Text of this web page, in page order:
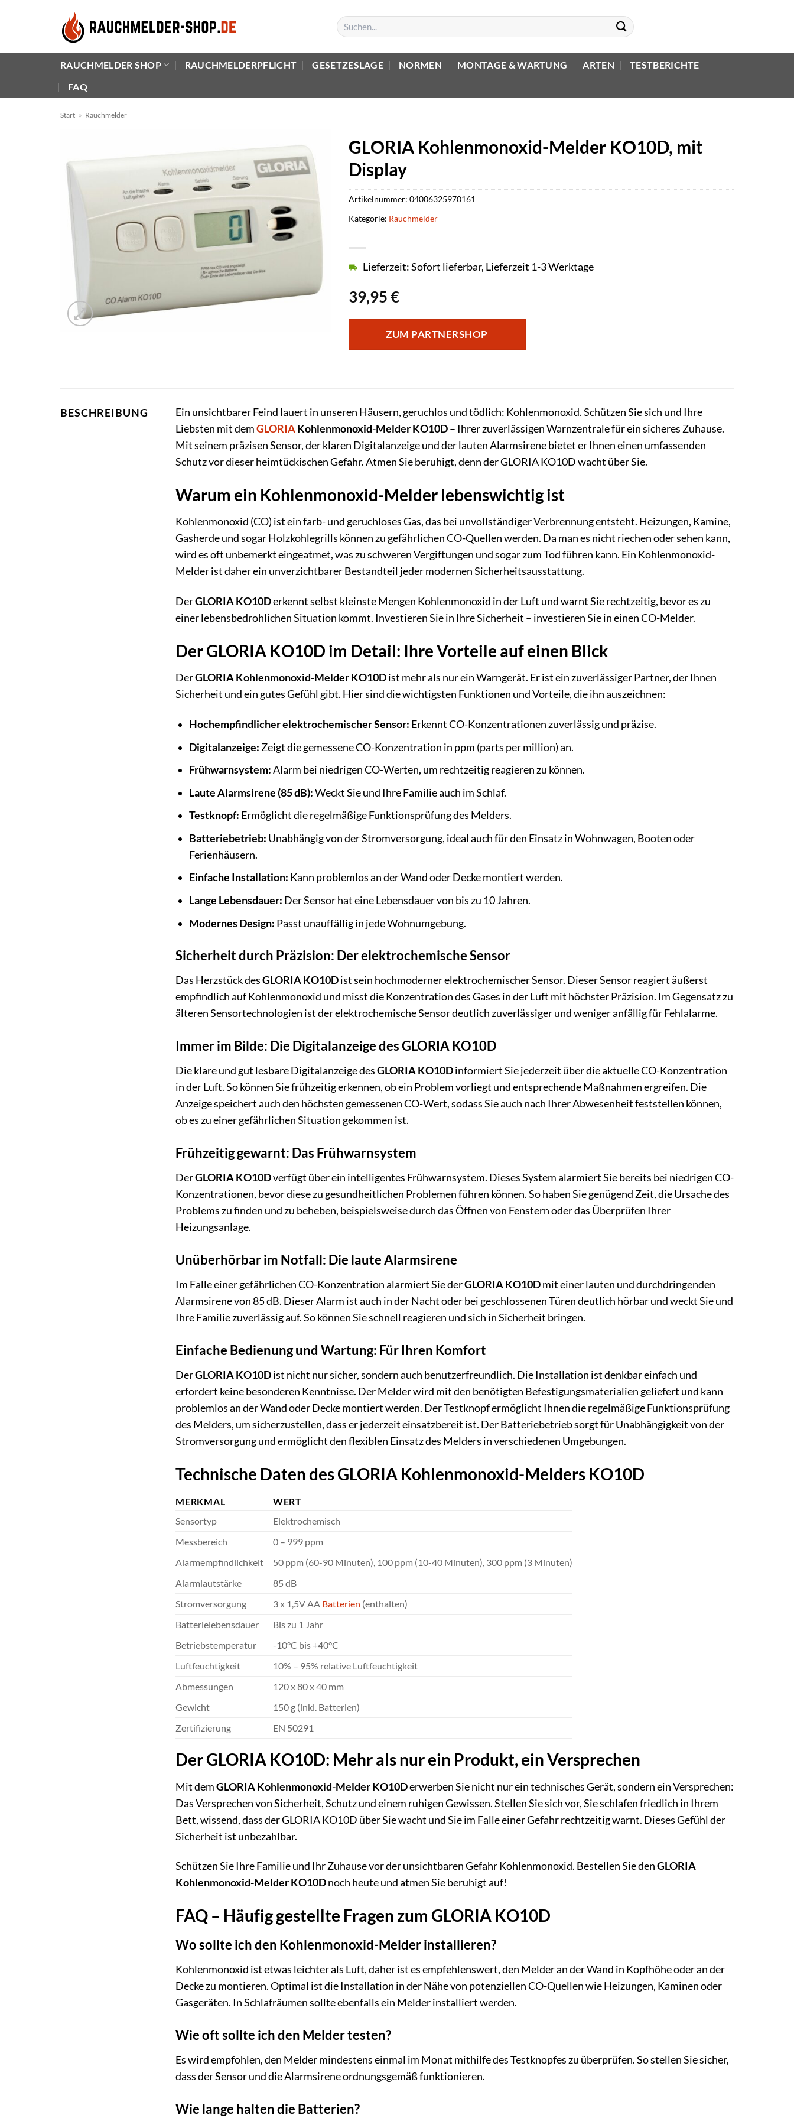
Suchen
nach:
RAUCHMELDER SHOP RAUCHMELDERPFLICHT GESETZESLAGE NORMEN MONTAGE & WARTUNG ARTEN
TESTBERICHTE
FAQ
Start » Rauchmelder
GLORIA Kohlenmonoxid-Melder KO10D, mit
Display
39,95€
Lieferzeit: Sofort lieferbar, Lieferzeit 1-3 Werktage
ZUM PARTNERSHOP
Artikelnummer: 04006325970161
Kategorie: Rauchmelder
BESCHREIBUNG
Ein unsichtbarer Feind lauert in unseren Häusern, geruchlos und tödlich: Kohlenmonoxid. Schützen Sie sich und Ihre
Liebsten mit demGLORIAKohlenmonoxid-Melder KO10D– Ihrer zuverlässigen Warnzentrale für ein sicheres Zuhause.
Mit seinem präzisen Sensor, der klaren Digitalanzeige und der lauten Alarmsirene bietet er Ihnen einen umfassenden
Schutz vor dieser heimtückischen Gefahr. Atmen Sie beruhigt, denn der GLORIA KO10D wacht über Sie.
Warum ein Kohlenmonoxid-Melder lebenswichtig ist
Kohlenmonoxid (CO) ist ein farb- und geruchloses Gas, das bei unvollständiger Verbrennung entsteht. Heizungen, Kamine,
Gasherde und sogar Holzkohlegrills können zu gefährlichen CO-Quellen werden. Da man es nicht riechen oder sehen kann,
wird es oft unbemerkt eingeatmet, was zu schweren Vergiftungen und sogar zum Tod führen kann. Ein Kohlenmonoxid-
Melder ist daher ein unverzichtbarer Bestandteil jeder modernen Sicherheitsausstattung.
DerGLORIA KO10Derkennt selbst kleinste Mengen Kohlenmonoxid in der Luft und warnt Sie rechtzeitig, bevor es zu
einer lebensbedrohlichen Situation kommt. Investieren Sie in Ihre Sicherheit – investieren Sie in einen CO-Melder.
Der GLORIA KO10D im Detail: Ihre Vorteile auf einen Blick
DerGLORIA Kohlenmonoxid-Melder KO10Dist mehr als nur ein Warngerät. Er ist ein zuverlässiger Partner, der Ihnen
Sicherheit und ein gutes Gefühl gibt. Hier sind die wichtigsten Funktionen und Vorteile, die ihn auszeichnen:
Hochempfindlicher elektrochemischer Sensor: Erkennt CO-Konzentrationen zuverlässig und präzise.
Digitalanzeige: Zeigt die gemessene CO-Konzentration in ppm (parts per million) an.
Frühwarnsystem:Alarm bei niedrigen CO-Werten, um rechtzeitig reagieren zu können.
Laute Alarmsirene (85 dB):Weckt Sie und Ihre Familie auch im Schlaf.
Testknopf: Ermöglicht die regelmäßige Funktionsprüfung des Melders.
Batteriebetrieb: Unabhängig von der Stromversorgung, ideal auch für den Einsatz in Wohnwagen, Booten oder
Ferienhäusern.
Einfache Installation: Kann problemlos an der Wand oder Decke montiert werden.
Lange Lebensdauer: Der Sensor hat eine Lebensdauer von bis zu 10 Jahren.
Modernes Design: Passt unauffällig in jede Wohnumgebung.
Sicherheit durch Präzision: Der elektrochemische Sensor
Das Herzstück desGLORIA KO10Dist sein hochmoderner elektrochemischer Sensor. Dieser Sensor reagiert äußerst
empfindlich auf Kohlenmonoxid und misst die Konzentration des Gases in der Luft mit höchster Präzision. Im Gegensatz zu
älteren Sensortechnologien ist der elektrochemische Sensor deutlich zuverlässiger und weniger anfällig für Fehlalarme.
Immer im Bilde: Die Digitalanzeige des GLORIA KO10D
Die klare und gut lesbare Digitalanzeige desGLORIA KO10Dinformiert Sie jederzeit über die aktuelle CO-Konzentration
in der Luft. So können Sie frühzeitig erkennen, ob ein Problem vorliegt und entsprechende Maßnahmen ergreifen. Die
Anzeige speichert auch den höchsten gemessenen CO-Wert, sodass Sie auch nach Ihrer Abwesenheit feststellen können,
ob es zu einer gefährlichen Situation gekommen ist.
Frühzeitig gewarnt: Das Frühwarnsystem
DerGLORIA KO10Dverfügt über ein intelligentes Frühwarnsystem. Dieses System alarmiert Sie bereits bei niedrigen CO-
Konzentrationen, bevor diese zu gesundheitlichen Problemen führen können. So haben Sie genügend Zeit, die Ursache des
Problems zu finden und zu beheben, beispielsweise durch das Öffnen von Fenstern oder das Überprüfen Ihrer
Heizungsanlage.
Unüberhörbar im Notfall: Die laute Alarmsirene
Im Falle einer gefährlichen CO-Konzentration alarmiert Sie derGLORIA KO10Dmit einer lauten und durchdringenden
Alarmsirene von 85 dB. Dieser Alarm ist auch in der Nacht oder bei geschlossenen Türen deutlich hörbar und weckt Sie und
Ihre Familie zuverlässig auf. So können Sie schnell reagieren und sich in Sicherheit bringen.
Einfache Bedienung und Wartung: Für Ihren Komfort
DerGLORIA KO10Dist nicht nur sicher, sondern auch benutzerfreundlich. Die Installation ist denkbar einfach und
erfordert keine besonderen Kenntnisse. Der Melder wird mit den benötigten Befestigungsmaterialien geliefert und kann
problemlos an der Wand oder Decke montiert werden. Der Testknopf ermöglicht Ihnen die regelmäßige Funktionsprüfung
des Melders, um sicherzustellen, dass er jederzeit einsatzbereit ist. Der Batteriebetrieb sorgt für Unabhängigkeit von der
Stromversorgung und ermöglicht den flexiblen Einsatz des Melders in verschiedenen Umgebungen.
Technische Daten des GLORIA Kohlenmonoxid-Melders KO10D
MERKMAL
WERT
Sensortyp
Elektrochemisch
Messbereich
0 – 999 ppm
Alarmempfindlichkeit
50 ppm (60-90 Minuten), 100 ppm (10-40 Minuten), 300 ppm (3 Minuten)
Alarmlautstärke
85 dB
Stromversorgung
3 x 1,5V AA Batterien (enthalten)
Batterielebensdauer
Bis zu 1 Jahr
Betriebstemperatur
-10°C bis +40°C
Luftfeuchtigkeit
10% – 95% relative Luftfeuchtigkeit
Abmessungen
120 x 80 x 40 mm
Gewicht
150 g (inkl. Batterien)
Zertifizierung
EN 50291
Der GLORIA KO10D: Mehr als nur ein Produkt, ein Versprechen
Mit demGLORIA Kohlenmonoxid-Melder KO10Derwerben Sie nicht nur ein technisches Gerät, sondern ein Versprechen:
Das Versprechen von Sicherheit, Schutz und einem ruhigen Gewissen. Stellen Sie sich vor, Sie schlafen friedlich in Ihrem
Bett, wissend, dass der GLORIA KO10D über Sie wacht und Sie im Falle einer Gefahr rechtzeitig warnt. Dieses Gefühl der
Sicherheit ist unbezahlbar.
Schützen Sie Ihre Familie und Ihr Zuhause vor der unsichtbaren Gefahr Kohlenmonoxid. Bestellen Sie denGLORIA
Kohlenmonoxid-Melder KO10Dnoch heute und atmen Sie beruhigt auf!
FAQ – Häufig gestellte Fragen zum GLORIA KO10D
Wo sollte ich den Kohlenmonoxid-Melder installieren?
Kohlenmonoxid ist etwas leichter als Luft, daher ist es empfehlenswert, den Melder an der Wand in Kopfhöhe oder an der
Decke zu montieren. Optimal ist die Installation in der Nähe von potenziellen CO-Quellen wie Heizungen, Kaminen oder
Gasgeräten. In Schlafräumen sollte ebenfalls ein Melder installiert werden.
Wie oft sollte ich den Melder testen?
Es wird empfohlen, den Melder mindestens einmal im Monat mithilfe des Testknopfes zu überprüfen. So stellen Sie sicher,
dass der Sensor und die Alarmsirene ordnungsgemäß funktionieren.
Wie lange halten die Batterien?